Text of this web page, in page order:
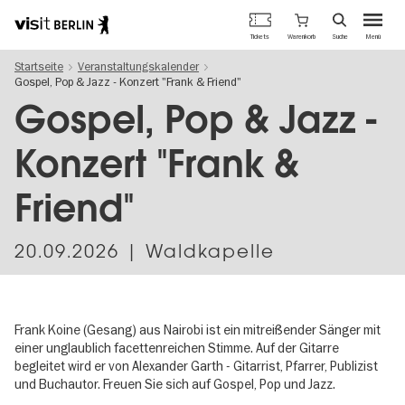
zum
Inhalt
Berlins
offizielles
Tourismusportal
Menü
Tickets Warenkorb Suche
Startseite
Veranstaltungskalender
Gospel, Pop & Jazz - Konzert "Frank & Friend"
Gospel, Pop & Jazz -
Konzert "Frank &
Friend"
20.09.2026 | Waldkapelle
Frank Koine (Gesang) aus Nairobi ist ein mitreißender Sänger mit
einer unglaublich facettenreichen Stimme. Auf der Gitarre
begleitet wird er von Alexander Garth - Gitarrist, Pfarrer, Publizist
und Buchautor. Freuen Sie sich auf Gospel, Pop und Jazz.